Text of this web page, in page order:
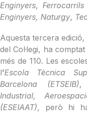
Enginyers,
Enginyers, Naturgy,
Aquesta tercera
del Col·legi, ha
més de 110. Les
l’Escola Tècnica
Barcelona (ETSEIB),
Industrial,
(ESEIAAT), però hi